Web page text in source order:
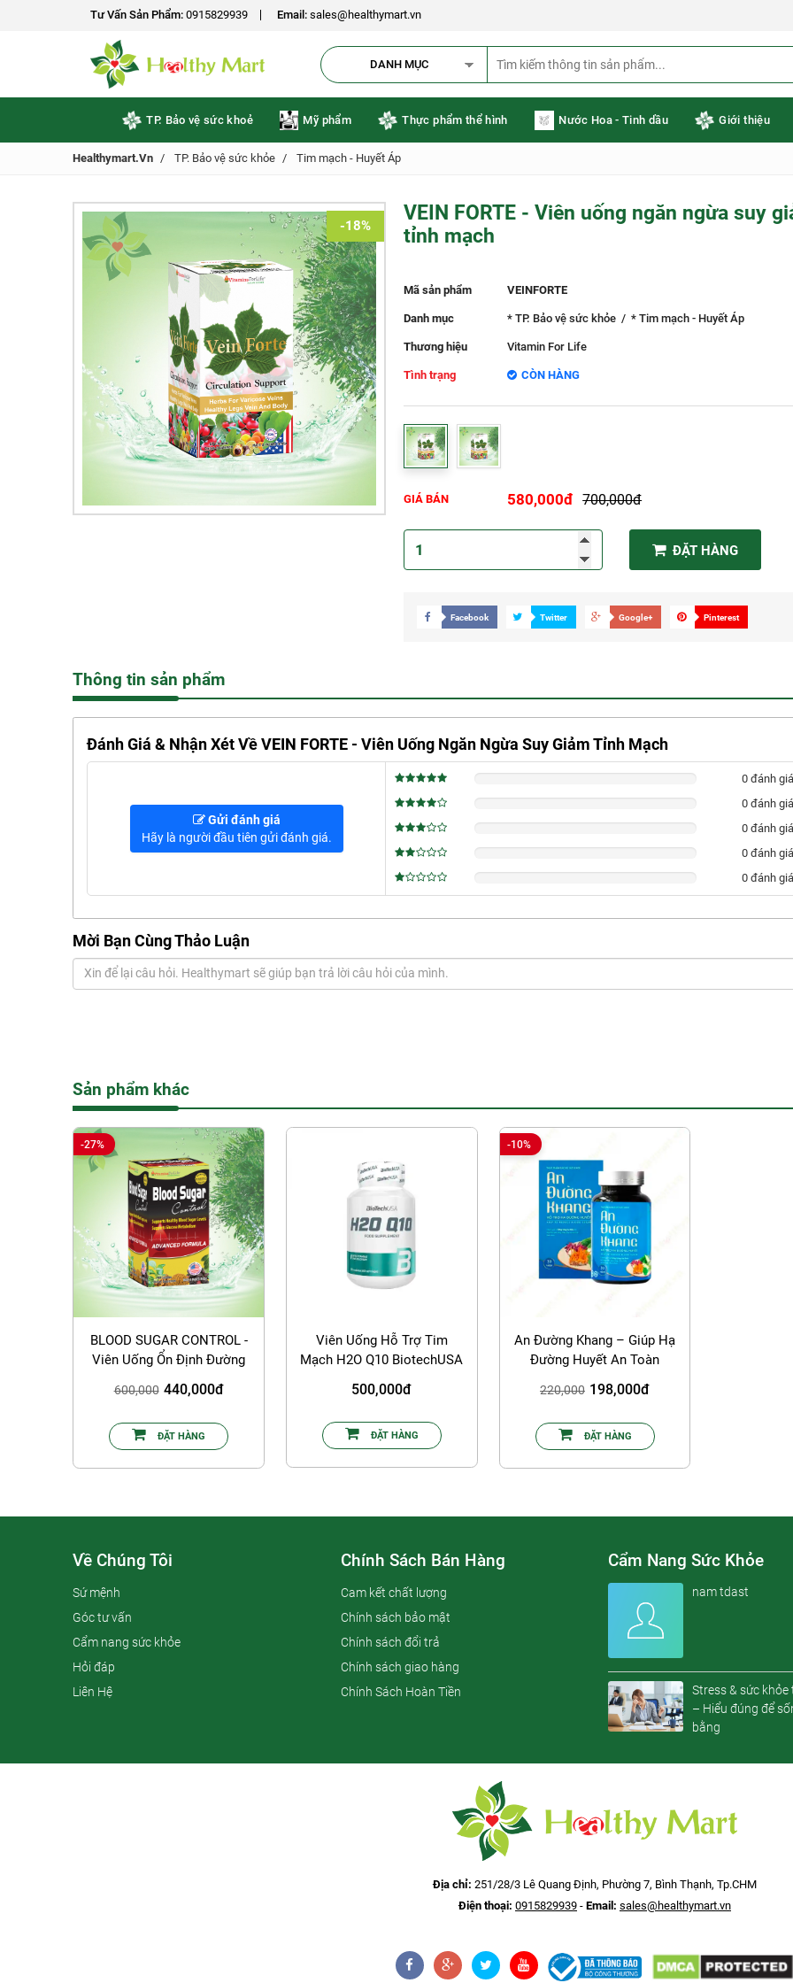
Tư Vấn Sản Phẩm: 0915829939 Email: sales@healthymart.vn
DANH MỤC
TP. Bảo vệ sức khoẻ Mỹ phẩm Thực phẩm thể hình Nước Hoa - Tinh dầu Giới thiệu
Healthymart.vn TP. Bảo vệ sức khỏe Tim mạch - Huyết Áp
-18%
VEIN FORTE - Viên uống ngăn ngừa suy
tỉnh mạch
Mã sản phẩm VEINFORTE
Danh mục * TP. Bảo vệ sức khỏe /* Tim mạch - Huyết Áp
Thương hiệu Vitamin For Life
Tình trạng CÒN HÀNG
GIÁ BÁN 580,000đ 700,000đ
ĐẶT HÀNG
Facebook Twitter Google+ Pinterest
Thông tin sản phẩm
Đánh Giá & Nhận Xét Về VEIN FORTE - Viên Uống Ngăn Ngừa Suy Giảm Tỉnh Mạch
Gửi đánh giá
Hãy là người đầu tiên gửi đánh giá.
0 đánh giá
0 đánh giá
0 đánh giá
0 đánh giá
0 đánh giá
Mời Bạn Cùng Thảo Luận
Sản phẩm khác
-27%
BLOOD SUGAR CONTROL -
Viên Uống Ổn Định Đường
600,000 440,000đ
ĐẶT HÀNG
Viên Uống Hỗ Trợ Tim
Mạch H2O Q10 BiotechUSA
500,000đ
ĐẶT HÀNG
-10%
An Đường Khang – Giúp Hạ
Đường Huyết An Toàn
220,000 198,000đ
ĐẶT HÀNG
Về Chúng Tôi
Sứ mệnh
Góc tư vấn
Cẩm nang sức khỏe
Hỏi đáp
Liên Hệ
Chính Sách Bán Hàng
Cam kết chất lượng
Chính sách bảo mật
Chính sách đổi trả
Chính sách giao hàng
Chính Sách Hoàn Tiền
Cẩm Nang Sức Khỏe
nam tdast
Stress & sức
– Hiểu đúng để
bằng
Địa chỉ: 251/28/3 Lê Quang Định, Phường 7, Bình Thạnh, Tp.CHM
Điện thoại: 0915829939 - Email: sales@healthymart.vn